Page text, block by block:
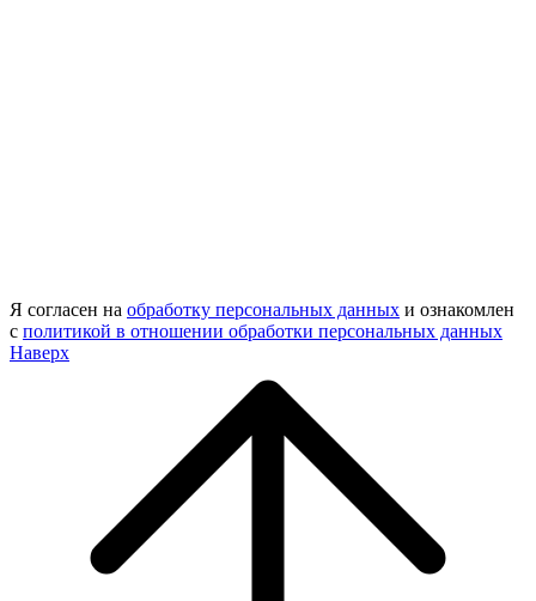
Я согласен на обработку персональных данных и ознакомлен
с политикой в отношении обработки персональных данных
Наверх